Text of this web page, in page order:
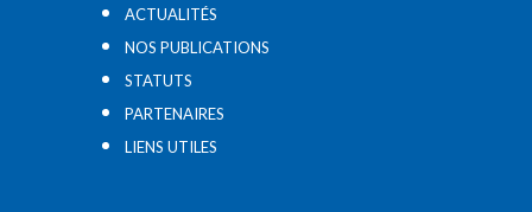
ACTUALITÉS
NOS PUBLICATIONS
STATUTS
PARTENAIRES
LIENS UTILES​